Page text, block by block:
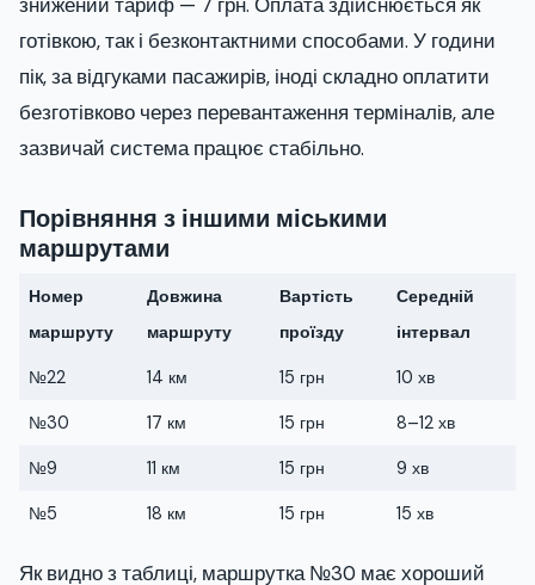
готівкою, так і безконтактними способами. У години
пік, за відгуками пасажирів, іноді складно оплатити
безготівково через перевантаження терміналів, але
зазвичай система працює стабільно.
Порівняння з іншими міськими
маршрутами
Номер
маршруту
Довжина
маршруту
Вартість
проїзду
Середній
інтервал
№22 14 км 15 грн 10 хв
№30 17 км 15 грн 8–12 хв
№9 11 км 15 грн 9 хв
№5 18 км 15 грн 15 хв
Як видно з таблиці, маршрутка №30 має хороший